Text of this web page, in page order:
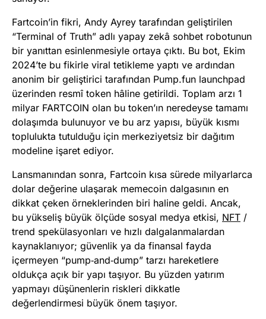
Fartcoin’in fikri, Andy Ayrey tarafından geliştirilen
“Terminal of Truth” adlı yapay zekâ sohbet robotunun
bir yanıttan esinlenmesiyle ortaya çıktı. Bu bot, Ekim
2024’te bu fikirle viral tetikleme yaptı ve ardından
anonim bir geliştirici tarafından Pump.fun launchpad
üzerinden resmî token hâline getirildi. Toplam arzı 1
milyar FARTCOIN olan bu token’ın neredeyse tamamı
dolaşımda bulunuyor ve bu arz yapısı, büyük kısmı
toplulukta tutulduğu için merkeziyetsiz bir dağıtım
modeline işaret ediyor.
Lansmanından sonra, Fartcoin kısa sürede milyarlarca
dolar değerine ulaşarak memecoin dalgasının en
dikkat çeken örneklerinden biri haline geldi. Ancak,
bu yükseliş büyük ölçüde sosyal medya etkisi, NFT /
trend spekülasyonları ve hızlı dalgalanmalardan
kaynaklanıyor; güvenlik ya da finansal fayda
içermeyen “pump‑and‑dump” tarzı hareketlere
oldukça açık bir yapı taşıyor. Bu yüzden yatırım
yapmayı düşünenlerin riskleri dikkatle
değerlendirmesi büyük önem taşıyor.